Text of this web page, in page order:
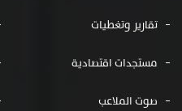
تقارير وتغطيات
مستجدات اقتصادية
صوت الملاعب